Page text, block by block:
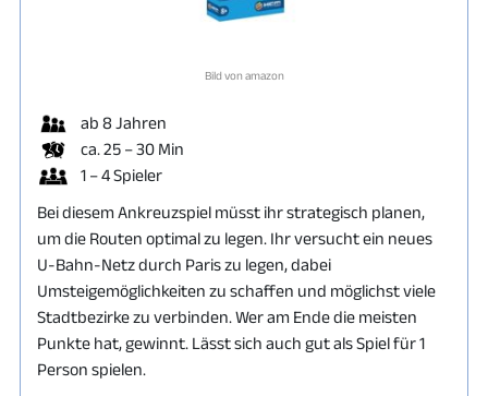
Bild von amazon
ab 8 Jahren
ca. 25 – 30 Min
1 – 4 Spieler
Bei diesem Ankreuzspiel müsst ihr strategisch planen,
um die Routen optimal zu legen. Ihr versucht ein neues
U-Bahn-Netz durch Paris zu legen, dabei
Umsteigemöglichkeiten zu schaffen und möglichst viele
Stadtbezirke zu verbinden. Wer am Ende die meisten
Punkte hat, gewinnt. Lässt sich auch gut als Spiel für 1
Person spielen.